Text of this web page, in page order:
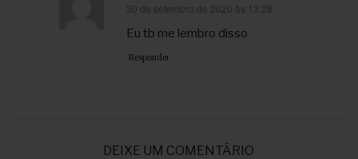
disse:
30 de setembro de 2020 às 13:28
Eu tb me lembro disso
Responder
DEIXE UM COMENTÁRIO